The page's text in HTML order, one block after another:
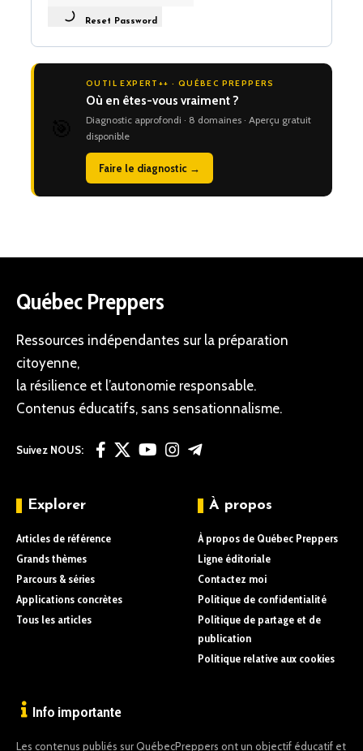
Reset Password
OUTIL EXPERT++ · QUÉBEC PREPPERS
Où en êtes-vous vraiment ?
Diagnostic approfondi · 8 domaines · Aperçu gratuit
disponible
Faire le diagnostic →
Québec Preppers
Ressources indépendantes sur la préparation
citoyenne,
la résilience et l’autonomie responsable.
Contenus éducatifs, sans sensationnalisme.
Suivez NOUS:
Explorer
Articles de référence
Grands thèmes
Parcours & séries
Applications concrètes
Tous les articles
À propos
À propos de Québec Preppers
Ligne éditoriale
Contactez moi
Politique de confidentialité
Politique de partage et de
publication
Politique relative aux cookies
Info importante
Les contenus publiés sur QuébecPreppers ont un objectif éducatif et